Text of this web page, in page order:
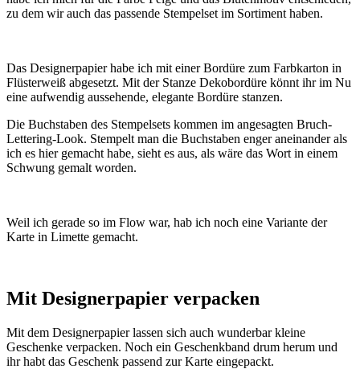
zu dem wir auch das passende Stempelset im Sortiment haben.
Das Designerpapier habe ich mit einer Bordüre zum Farbkarton in
Flüsterweiß abgesetzt. Mit der Stanze Dekobordüre könnt ihr im Nu
eine aufwendig aussehende, elegante Bordüre stanzen.
Die Buchstaben des Stempelsets kommen im angesagten Bruch-
Lettering-Look. Stempelt man die Buchstaben enger aneinander als
ich es hier gemacht habe, sieht es aus, als wäre das Wort in einem
Schwung gemalt worden.
Weil ich gerade so im Flow war, hab ich noch eine Variante der
Karte in Limette gemacht.
Mit Designerpapier verpacken
Mit dem Designerpapier lassen sich auch wunderbar kleine
Geschenke verpacken. Noch ein Geschenkband drum herum und
ihr habt das Geschenk passend zur Karte eingepackt.